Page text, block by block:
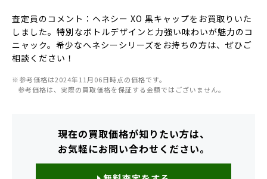
査定員のコメント：ヘネシー XO 黒キャップをお買取りいた
しました。特別なボトルデザインと力強い味わいが魅力のコ
ニャック。希少なヘネシーシリーズをお持ちの方は、ぜひご
相談ください！
※参考価格は2024年11月06日時点の価格です。
参考価格は、実際の買取価格を保証する金額ではございません。
現在の買取価格が知りたい方は、
お気軽にお問い合わせください。